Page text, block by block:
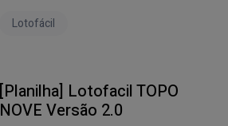
Lotofácil
[Planilha] Lotofacil TOPO
NOVE Versão 2.0